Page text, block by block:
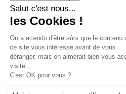
Location appartement Centre
Location appartement Occitanie
Location appartement Pays de
Location appartement Provence
Location appartement Corse